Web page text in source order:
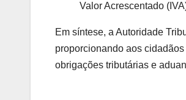
Valor Acrescentado
Em síntese, a Autoridade
proporcionando aos
obrigações tributárias e